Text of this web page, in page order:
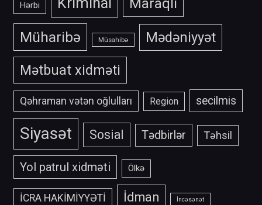
Hərbi Maraqlı
Müharibə Müsahibə
Mədəniyyət
Mətbuat xidməti
Qəhraman vətən oğlulları Region secilmis
Siyasət Sosial Tədbirlər Təhsil
Yol patrul xidməti Ölkə
İCRA HAKİMİYYƏTİ İdman İncəsənət